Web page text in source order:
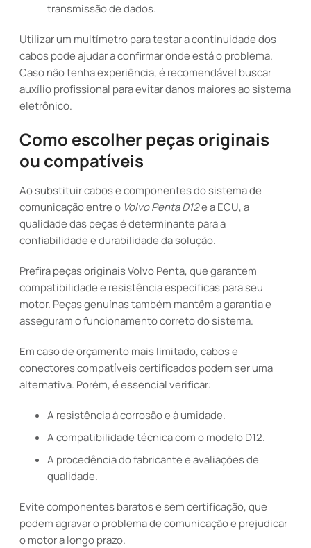
transmissão de dados.
Utilizar um multímetro para testar a continuidade dos
cabos pode ajudar a confirmar onde está o problema.
Caso não tenha experiência, é recomendável buscar
auxílio profissional para evitar danos maiores ao sistema
eletrônico.
Como escolher peças originais
ou compatíveis
Ao substituir cabos e componentes do sistema de
comunicação entre o Volvo Penta D12e a ECU, a
qualidade das peças é determinante para a
confiabilidade e durabilidade da solução.
Prefira peças originais Volvo Penta, que garantem
compatibilidade e resistência específicas para seu
motor. Peças genuínas também mantêm a garantia e
asseguram o funcionamento correto do sistema.
Em caso de orçamento mais limitado, cabos e
conectores compatíveis certificados podem ser uma
alternativa. Porém, é essencial verificar:
A resistência à corrosão e à umidade.
A compatibilidade técnica com o modelo D12.
A procedência do fabricante e avaliações de
qualidade.
Evite componentes baratos e sem certificação, que
podem agravar o problema de comunicação e prejudicar
o motor a longo prazo.